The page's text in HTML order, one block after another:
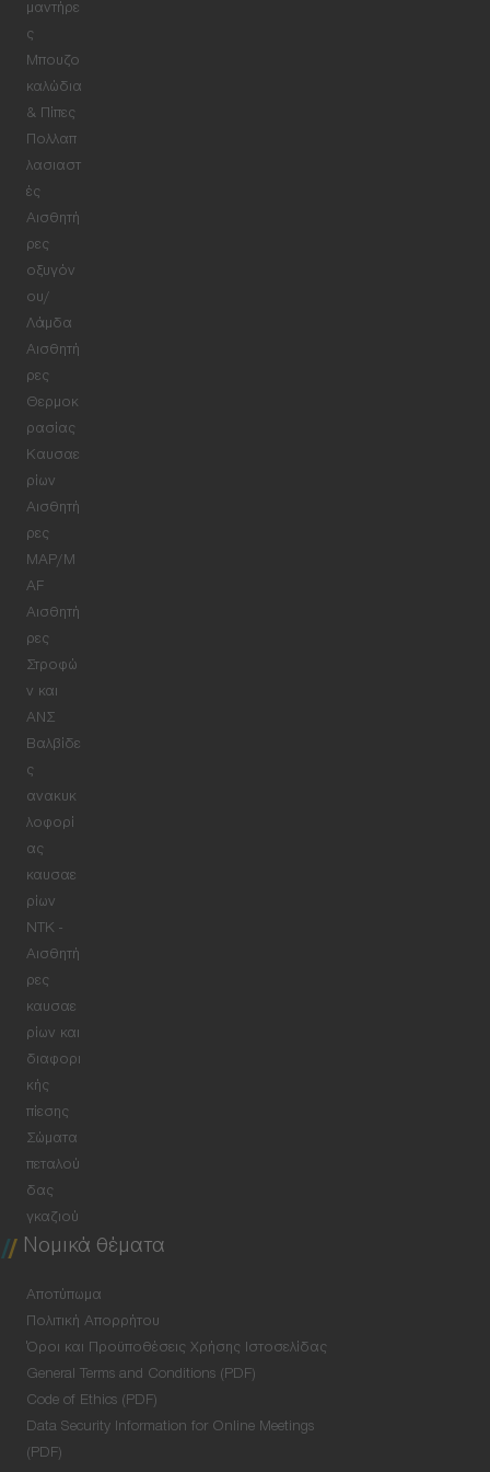
μαντήρε
ς
Μπουζο
καλώδια
& Πίπες
Πολλαπ
λασιαστ
ές
Αισθητή
ρες
οξυγόν
ου/
Λάμδα
Αισθητή
ρες
Θερμοκ
ρασίας
Καυσαε
ρίων
Αισθητή
ρες
MAP/M
AF
Αισθητή
ρες
Στροφώ
ν και
ΑΝΣ
Βαλβίδε
ς
ανακυκ
λοφορί
ας
καυσαε
ρίων
NTK -
Αισθητή
ρες
καυσαε
ρίων και
διαφορι
κής
πίεσης
Σώματα
πεταλού
δας
γκαζιού
Νομικά θέματα
Αποτύπωμα
Πολιτική Απορρήτου
Όροι και Προϋποθέσεις Χρήσης Ιστοσελίδας
General Terms and Conditions (PDF)
Code of Ethics (PDF)
Data Security Information for Online Meetings
(PDF)